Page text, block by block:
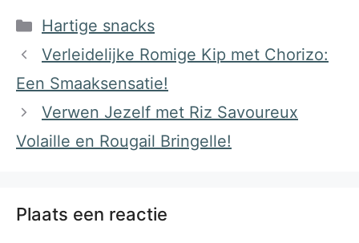
Categorieën
Hartige snacks
Verleidelijke Romige Kip met Chorizo:
Een Smaaksensatie!
Verwen Jezelf met Riz Savoureux
Volaille en Rougail Bringelle!
Plaats een reactie